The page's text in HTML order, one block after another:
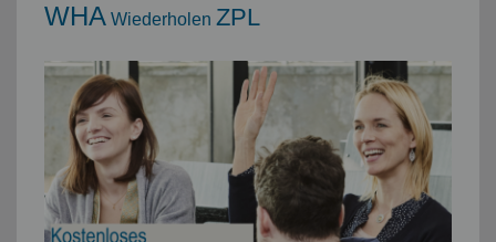
WHA Wiederholen ZPL